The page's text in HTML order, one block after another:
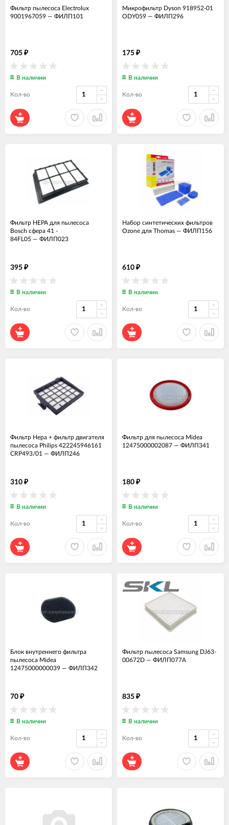
Фильтр пылесоса Electrolux
9001967059 — ФИЛП101
705 ₽
В наличии
Кол-во
Микрофильтр Dyson 918952-01
ODY059 — ФИЛП296
175 ₽
В наличии
Кол-во
Фильтр HEPA для пылесоса
Bosch сфера 41 -
84FL05 — ФИЛП023
395 ₽
В наличии
Кол-во
Набор синтетических фильтров
Ozone для Thomas — ФИЛП156
610 ₽
В наличии
Кол-во
Фильтр Hepa + фильтр двигателя
пылесоса Philips 422245946161
CRP493/01 — ФИЛП246
310 ₽
В наличии
Кол-во
Фильтр для пылесоса Midea
12475000002087 — ФИЛП341
180 ₽
В наличии
Кол-во
Блок внутреннего фильтра
пылесоса Midea
12475000000039 — ФИЛП342
70 ₽
В наличии
Кол-во
Фильтр пылесоса Samsung DJ63-
00672D — ФИЛП077А
835 ₽
В наличии
Кол-во